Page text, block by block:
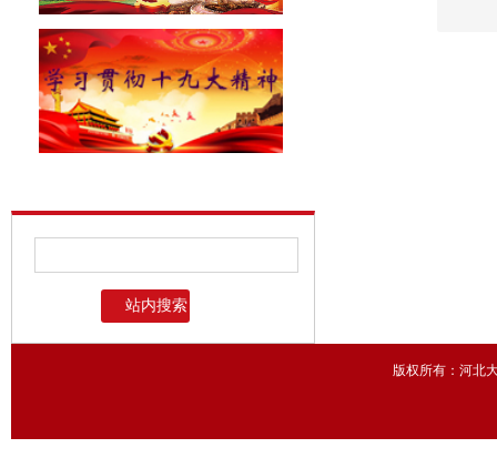
版权所有：河北